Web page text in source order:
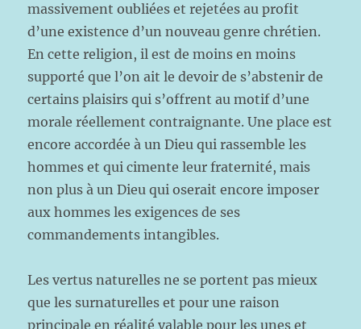
massivement oubliées et rejetées au profit
d’une existence d’un nouveau genre chrétien.
En cette religion, il est de moins en moins
supporté que l’on ait le devoir de s’abstenir de
certains plaisirs qui s’offrent au motif d’une
morale réellement contraignante. Une place est
encore accordée à un Dieu qui rassemble les
hommes et qui cimente leur fraternité, mais
non plus à un Dieu qui oserait encore imposer
aux hommes les exigences de ses
commandements intangibles.
Les vertus naturelles ne se portent pas mieux
que les surnaturelles et pour une raison
principale en réalité valable pour les unes et